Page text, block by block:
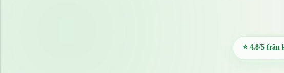
⭐ 4.8/5 från